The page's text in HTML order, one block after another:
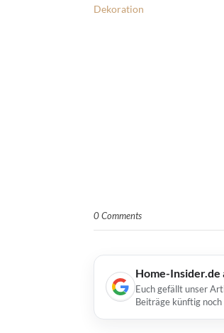
Dekoration
0 Comments
Home-Insider.de
Euch gefällt unser
Beiträge künftig noch